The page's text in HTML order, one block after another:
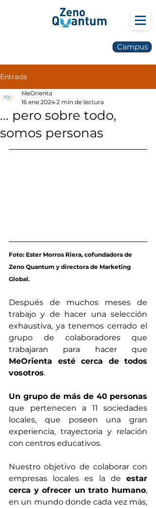
Campus
Entrada
... pero sobre todo,
somos personas
MeOrienta
16 ene 2024 2 min de lectura
Foto: Ester Morros Riera, cofundadora de
Zeno Quantum y directora de Marketing
Global.
Después de muchos meses de
trabajo y de hacer una selección
exhaustiva, ya tenemos cerrado el
grupo de colaboradores que
MeOrienta esté cerca de todos
vosotros.
Un grupo de más de 40 personas
que pertenecen a 11 sociedades
locales, que poseen una gran
experiencia, trayectoria y relación
con centros educativos.
Nuestro objetivo de colaborar con
empresas locales es la de estar
cerca y ofrecer un trato humano,
en un mundo donde cada vez más,